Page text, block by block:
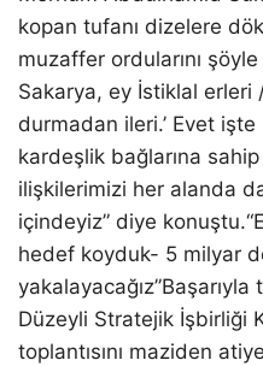
kopan tufanı dizelere
muzaffer ordularını
Sakarya, ey İstiklal erleri
durmadan ileri.’ Evet
kardeşlik bağlarına
ilişkilerimizi her alanda
içindeyiz” diye
hedef koyduk- 5 milyar
yakalayacağız”Başarıyla
Düzeyli Stratejik İşbirliği
toplantısını maziden